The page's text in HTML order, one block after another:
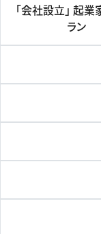
「会社設立」 起
ラン